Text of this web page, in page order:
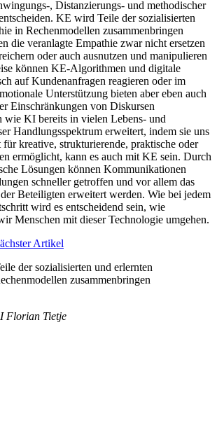
, Distanzierungs- und methodischer
KE wird Teile der sozialisierten
in Rechenmodellen zusammenbringen
die veranlagte Empathie zwar nicht ersetzen
oder auch ausnutzen und manipulieren
können KE-Algorithmen und digitale
auf Kundenanfragen reagieren oder im
Unterstützung bieten aber eben auch
Einschränkungen von Diskursen
KI bereits in vielen Lebens- und
Handlungsspektrum erweitert, indem sie uns
kreative, strukturierende, praktische oder
ermöglicht, kann es auch mit KE sein. Durch
Lösungen können Kommunikationen
schneller getroffen und vor allem das
Beteiligten erweitert werden. Wie bei jedem
wird es entscheidend sein, wie
Menschen mit dieser Technologie umgehen.
Artikel
der sozialisierten und erlernten
zusammenbringen
Florian Tietje